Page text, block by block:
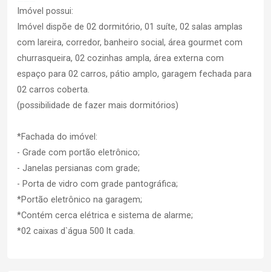
Imóvel possui:
Imóvel dispõe de 02 dormitório, 01 suíte, 02 salas amplas
com lareira, corredor, banheiro social, área gourmet com
churrasqueira, 02 cozinhas ampla, área externa com
espaço para 02 carros, pátio amplo, garagem fechada para
02 carros coberta.
(possibilidade de fazer mais dormitórios)
*Fachada do imóvel:
- Grade com portão eletrônico;
- Janelas persianas com grade;
- Porta de vidro com grade pantográfica;
*Portão eletrônico na garagem;
*Contém cerca elétrica e sistema de alarme;
*02 caixas d`água 500 lt cada.